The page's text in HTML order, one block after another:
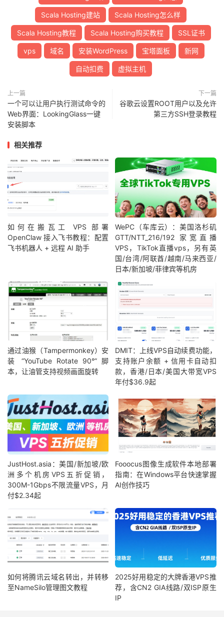
Scala Hosting建站 Scala Hosting怎么样
Scala Hosting教程 Scala Hosting购买教程 SSL证书
vps 域名 安装WordPress 宝塔面板 新网
自动扣费 虚拟主机
上一篇
一个可以让用户执行测试命令的
Web界面：LookingGlass一键
安装脚本
下一篇
谷歌云设置ROOT用户以及允许
第三方SSH登录教程
相关推荐
如何在搬瓦工 VPS 部署
OpenClaw 接入飞书教程：配置
飞书机器人 + 远程 AI 助手
WePC（车库云）：美国洛杉矶
GTT/NTT_216/192 家宽直播
VPS，TikTok直播vps，另有英
国/台湾/阿联酋/越南/马来西亚/
日本/新加坡/菲律宾等机房
通过油猴（Tampermonkey）安
装 “YouTube Rotate 90°” 脚
本，让油管支持视频画面旋转
DMIT：上线VPS自动续费功能，
支持账户余额 + 信用卡自动扣
款，香港/日本/美国大带宽VPS
年付$36.9起
JustHost.asia：美国/新加坡/欧
洲多个机房VPS五折促销，
300M-1Gbps不限流量VPS，月
付$2.34起
Fooocus图像生成软件本地部署
指南：在Windows平台快速掌握
AI创作技巧
如何将腾讯云域名转出，并转移
至NameSilo管理图文教程
2025好用稳定的大牌香港VPS推
荐，含CN2 GIA线路/双ISP原生
IP